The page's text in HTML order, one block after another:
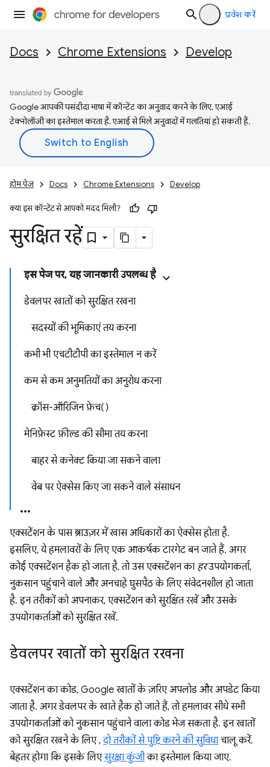
प्रवेश करें
Docs Chrome Extensions Develop
Google आपकी पसंदीदा भाषा में कॉन्टेंट का अनुवाद करने के लिए, एआई
टेक्नोलॉजी का इस्तेमाल करता है. एआई से मिले अनुवादों में गलतियां हो सकती हैं.
होम पेज Docs Chrome Extensions Develop
क्या इस कॉन्टेंट से आपको मदद मिली?
सुरक्षित रहें
इस पेज पर, यह जानकारी उपलब्ध है
डेवलपर खातों को सुरक्षित रखना
सदस्यों की भूमिकाएं तय करना
कभी भी एचटीटीपी का इस्तेमाल न करें
कम से कम अनुमतियों का अनुरोध करना
क्रॉस-ऑरिजिन फ़ेच()
मेनिफ़ेस्ट फ़ील्ड की सीमा तय करना
बाहर से कनेक्ट किया जा सकने वाला
वेब पर ऐक्सेस किए जा सकने वाले संसाधन
एक्सटेंशन के पास ब्राउज़र में खास अधिकारों का ऐक्सेस होता है.
इसलिए, ये हमलावरों के लिए एक आकर्षक टारगेट बन जाते हैं. अगर
कोई एक्सटेंशन हैक हो जाता है, तो उस एक्सटेंशन का हरउपयोगकर्ता,
नुकसान पहुंचाने वाले और अनचाहे घुसपैठ के लिए संवेदनशील हो जाता
है. इन तरीकों को अपनाकर, एक्सटेंशन को सुरक्षित रखें और उसके
उपयोगकर्ताओं को सुरक्षित रखें.
डेवलपर खातों को सुरक्षित रखना
एक्सटेंशन का कोड, Google खातों के ज़रिए अपलोड और अपडेट किया
जाता है. अगर डेवलपर के खाते हैक हो जाते हैं, तो हमलावर सीधे सभी
उपयोगकर्ताओं को नुकसान पहुंचाने वाला कोड भेज सकता है. इन खातों
को सुरक्षित रखने के लिए ,दो तरीकों से पुष्टि करने की सुविधाचालू करें.
बेहतर होगा कि इसके लिएसुरक्षा कुंजीका इस्तेमाल किया जाए.